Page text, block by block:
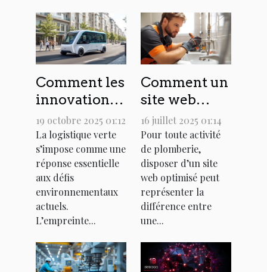
Comment les
innovations
en logistique
verte
peuvent
réduire
l'empreinte
carbone ?
19 octobre 2025 01:12
La logistique verte
s’impose comme une
réponse essentielle
aux défis
environnementaux
actuels.
L’empreinte...
Comment un
site web
optimisé
peut
transformer
votre activité
de plomberie
?
16 juillet 2025 01:14
Pour toute activité
de plomberie,
disposer d’un site
web optimisé peut
représenter la
différence entre
une...